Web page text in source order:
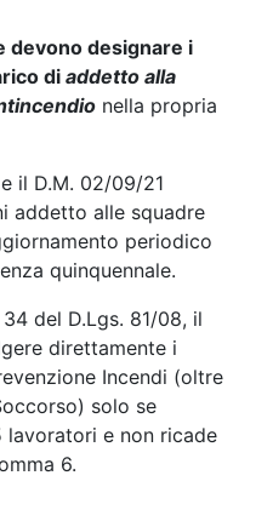
devono designare i
di addetto alla
nella propria
il D.M. 02/09/21
addetto alle squadre
periodico
quinquennale.
del D.Lgs. 81/08, il
direttamente i
Incendi (oltre
solo se
lavoratori e non ricade
6.